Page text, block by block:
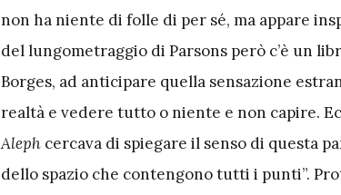
non ha niente di folle di per sé, ma appare
del lungometraggio di Parsons però c’è un
Borges, ad anticipare quella sensazione
realtà e vedere tutto o niente e non capire.
Aleph cercava di spiegare il senso di questa
dello spazio che contengono tutti i punti”.